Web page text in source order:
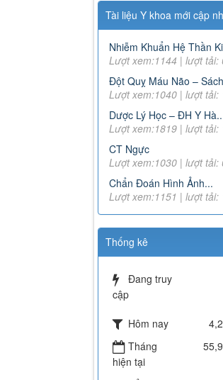
Tài liệu Y khoa mới cập
Nhiễm Khuẩn Hệ Thần
Lượt xem:1144 | lượt tải:
Đột Quỵ Máu Não –
Lượt xem:1040 | lượt tải:
Dược Lý Học – ĐH Y
Lượt xem:1819 | lượt tải:
CT Ngực
Lượt xem:1030 | lượt tải:
Chẩn Đoán Hình Ảnh...
Lượt xem:1151 | lượt tải:
Thống kê
Đang truy
cập
Hôm nay
Tháng
hiện tại